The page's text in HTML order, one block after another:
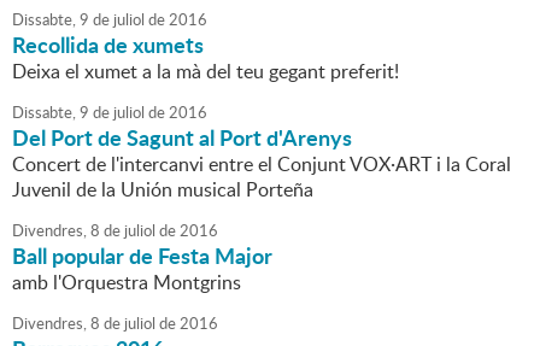
Dissabte,9 de juliol de2016
Recollida de xumets
Deixa el xumet a la mà del teu gegant preferit!
Dissabte,9 de juliol de2016
Del Port de Sagunt al Port d'Arenys
Concert de l'intercanvi entre el Conjunt VOX·ART i la Coral
Juvenil de la Unión musical Porteña
Divendres,8 de juliol de2016
Ball popular de Festa Major
amb l'Orquestra Montgrins
Divendres,8 de juliol de2016